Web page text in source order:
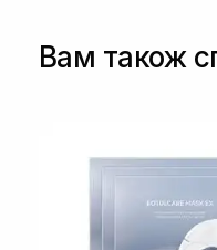
Вам також